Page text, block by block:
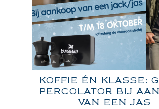
KOFFIE ÉN KLASSE:
PERCOLATOR BIJ
VAN EEN JAS